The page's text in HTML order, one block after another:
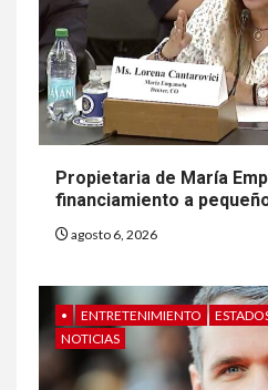
Propietaria de María
financiamiento a
agosto 6, 2026
• ENTRETENIMIENTO
NOTICIAS